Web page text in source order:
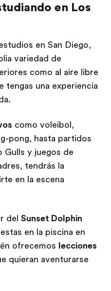
en Los
en San Diego,
variedad de
como al aire libre
tengas una experiencia
como voleibol,
pong, hasta partidos
Gulls y juegos de
tendrás la
en la escena
del Sunset Dolphin
en la piscina en
ofrecemos lecciones
quieran aventurarse